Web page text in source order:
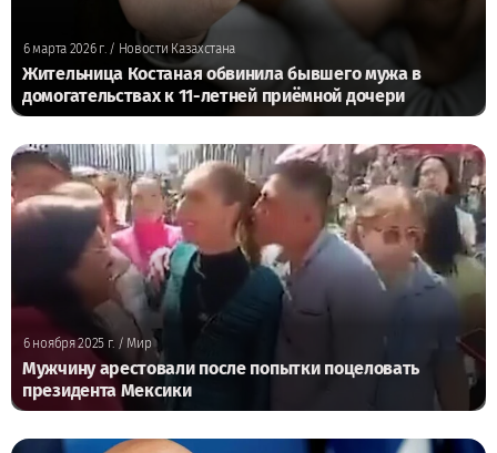
6 марта 2026 г./ Новости Казахстана
Жительница Костаная обвинила бывшего мужа в
домогательствах к 11-летней приёмной дочери
6 ноября 2025 г. / Мир
Мужчину арестовали после попытки поцеловать
президента Мексики